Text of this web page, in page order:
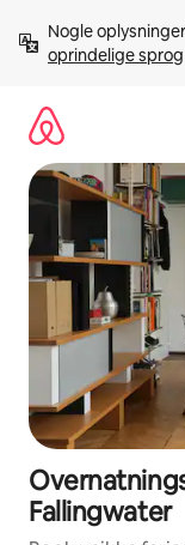
videre
Nogle
oprindelige sprog
Fallingwater